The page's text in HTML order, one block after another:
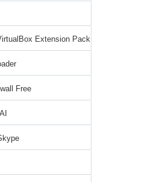
Extension Pack
Free